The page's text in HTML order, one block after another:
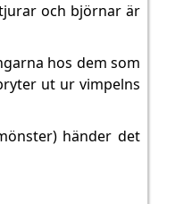
och björnar är
hos dem som
ut ur vimpelns
händer det